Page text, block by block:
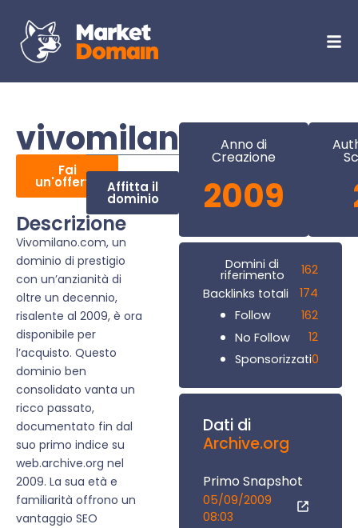
vivomilano.com
Fai
un'offerta Affitta il
dominio
Descrizione
Vivomilano.com, un
dominio di prestigio
con un’anzianità di
oltre un decennio,
risalente al 2009, è ora
disponibile per
l’acquisto. Questo
dominio ben
consolidato vanta un
ricco passato,
documentato fin dal
suo primo indice su
web.archive.org nel
2009. La sua età e
familiarità offrono un
vantaggio SEO
Anno di
Creazione
2009
Domini di
riferimento
162
Backlinks totali
174
Follow
162
No Follow
12
Sponsorizzati0
Dati di
Archive.org
Primo Snapshot
05/09/2009
08:03